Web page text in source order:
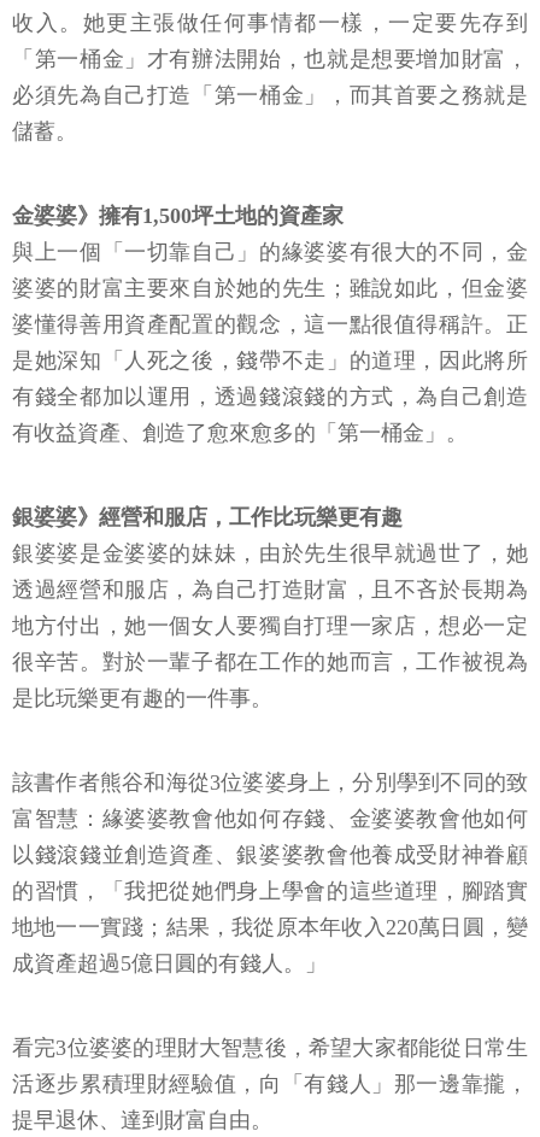
收入。她更主張做任何事情都一樣，一定要先存到
「第一桶金」才有辦法開始，也就是想要增加財富，
必須先為自己打造「第一桶金」，而其首要之務就是
儲蓄。
金婆婆》擁有1,500坪土地的資產家
與上一個「一切靠自己」的緣婆婆有很大的不同，金
婆婆的財富主要來自於她的先生；雖說如此，但金婆
婆懂得善用資產配置的觀念，這一點很值得稱許。正
是她深知「人死之後，錢帶不走」的道理，因此將所
有錢全都加以運用，透過錢滾錢的方式，為自己創造
有收益資產、創造了愈來愈多的「第一桶金」。
銀婆婆》經營和服店，工作比玩樂更有趣
銀婆婆是金婆婆的妹妹，由於先生很早就過世了，她
透過經營和服店，為自己打造財富，且不吝於長期為
地方付出，她一個女人要獨自打理一家店，想必一定
很辛苦。對於一輩子都在工作的她而言，工作被視為
是比玩樂更有趣的一件事。
該書作者熊谷和海從3位婆婆身上，分別學到不同的致
富智慧：緣婆婆教會他如何存錢、金婆婆教會他如何
以錢滾錢並創造資產、銀婆婆教會他養成受財神眷顧
的習慣，「我把從她們身上學會的這些道理，腳踏實
地地一一實踐；結果，我從原本年收入220萬日圓，變
成資產超過5億日圓的有錢人。」
看完3位婆婆的理財大智慧後，希望大家都能從日常生
活逐步累積理財經驗值，向「有錢人」那一邊靠攏，
提早退休、達到財富自由。